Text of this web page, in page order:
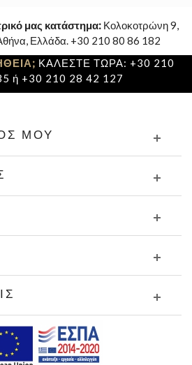
μας κατάστημα: Κολοκοτρώνη 9,
Ελλάδα. +30 210 80 86 182
ΚΑΛΕΣΤΕ ΤΩΡΑ: +30 210
ή +30 210 28 42 127
ΜΟΥ